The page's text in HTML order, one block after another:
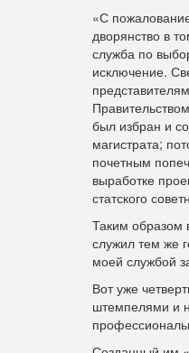
«С
дворянство в
служба по
исключение.
был избран и
магистрата;
почетным
выработке
статского
Таким образом
служил тем же
моей службой
Вот уже
штемпелями и